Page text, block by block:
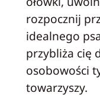
rozpocznij
idealnego
przybliża cię
osobowości
towarzyszy.